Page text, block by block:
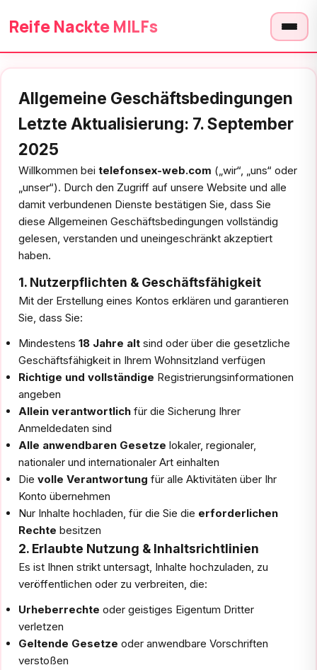
Reife Nackte MILFs
Allgemeine Geschäftsbedingungen
Letzte Aktualisierung: 7. September
2025
Willkommen bei telefonsex-web.com („wir“, „uns“ oder
„unser“). Durch den Zugriff auf unsere Website und alle
damit verbundenen Dienste bestätigen Sie, dass Sie
diese Allgemeinen Geschäftsbedingungen vollständig
gelesen, verstanden und uneingeschränkt akzeptiert
haben.
1. Nutzerpflichten & Geschäftsfähigkeit
Mit der Erstellung eines Kontos erklären und garantieren
Sie, dass Sie:
Mindestens 18 Jahre alt sind oder über die gesetzliche
Geschäftsfähigkeit in Ihrem Wohnsitzland verfügen
Richtige und vollständige Registrierungsinformationen
angeben
Allein verantwortlich für die Sicherung Ihrer
Anmeldedaten sind
Alle anwendbaren Gesetze lokaler, regionaler,
nationaler und internationaler Art einhalten
Die volle Verantwortung für alle Aktivitäten über Ihr
Konto übernehmen
Nur Inhalte hochladen, für die Sie die erforderlichen
Rechte besitzen
2. Erlaubte Nutzung & Inhaltsrichtlinien
Es ist Ihnen strikt untersagt, Inhalte hochzuladen, zu
veröffentlichen oder zu verbreiten, die:
Urheberrechte oder geistiges Eigentum Dritter
verletzen
Geltende Gesetze oder anwendbare Vorschriften
verstoßen